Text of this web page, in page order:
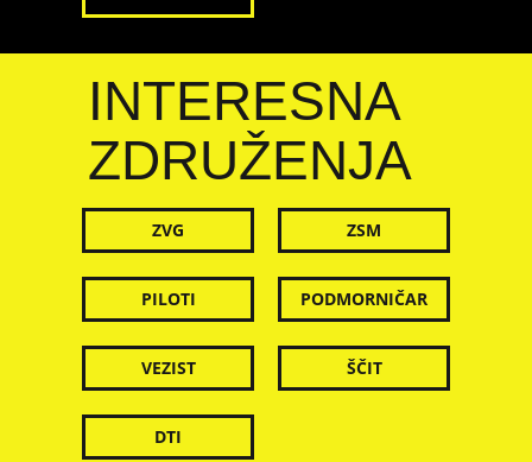
INTERESNA
ZDRUŽENJA
ZVG ZSM
PILOTI PODMORNIČAR
VEZIST ŠČIT
DTI